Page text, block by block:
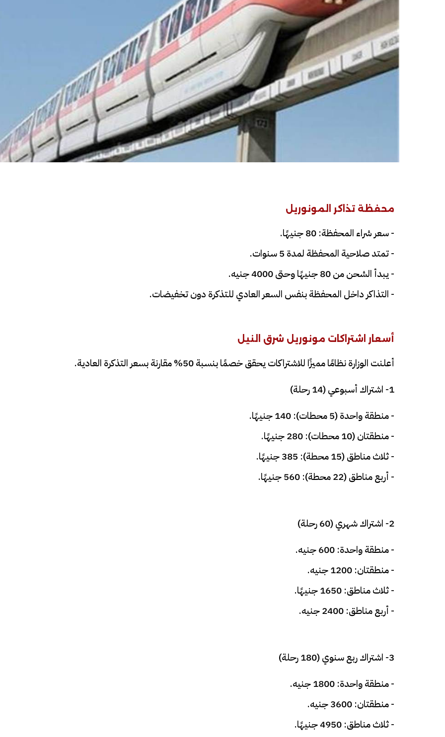
محفظة تذاكر المونوريل
- سعر شراء المحفظة: 80 جنيهًا.
- تمتد صلاحية المحفظة لمدة 5 سنوات.
- يبدأ الشحن من 80 جنيهًا وحتى 4000 جنيه.
- التذاكر داخل المحفظة بنفس السعر العادي للتذكرة دون تخفيضات.
أسعار اشتراكات مونوريل شرق النيل
أعلنت الوزارة نظامًا مميزًا للاشتراكات يحقق خصمًا بنسبة 50% مقارنة بسعر التذكرة العادية.
1- اشتراك أسبوعي (14 رحلة)
- منطقة واحدة (5 محطات): 140 جنيهًا.
- منطقتان (10 محطات): 280 جنيهًا.
- ثلاث مناطق (15 محطة): 385 جنيهًا.
- أربع مناطق (22 محطة): 560 جنيهًا.
2- اشتراك شهري (60 رحلة)
- منطقة واحدة: 600 جنيه.
- منطقتان: 1200 جنيه.
- ثلاث مناطق: 1650 جنيهًا.
- أربع مناطق: 2400 جنيه.
3- اشتراك ربع سنوي (180 رحلة)
- منطقة واحدة: 1800 جنيه.
- منطقتان: 3600 جنيه.
- ثلاث مناطق: 4950 جنيهًا.
الوداع الأخير.. دفن جثامين الضحايا
الأربعة بقرية السعدية في الفيوم
افتتاح أكبر صرح ديني في القوصية..
تحفة معمارية بتكلفة تجاوزت 20
مليون جنيه